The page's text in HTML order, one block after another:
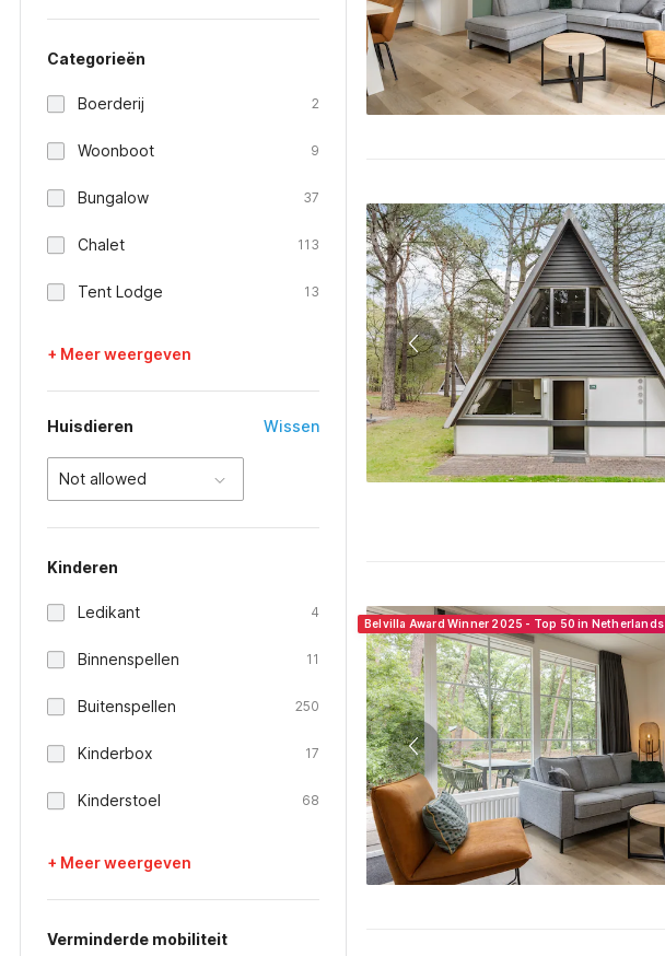
Categorieën
Boerderij 2
Woonboot 9
Bungalow 37
Chalet 113
Tent Lodge 13
+ Meer weergeven
Huisdieren Wissen
Not allowed
Kinderen
Ledikant 4
Binnenspellen 11
Buitenspellen 250
Kinderbox 17
Kinderstoel 68
+ Meer weergeven
Verminderde mobiliteit
Belvilla Award Winner 2025 - Top 50 in Netherlands